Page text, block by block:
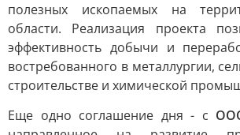
полезных ископаемых на
области. Реализация проекта
эффективность добычи и
востребованного в металлургии,
строительстве и химической
Еще одно соглашение дня - с